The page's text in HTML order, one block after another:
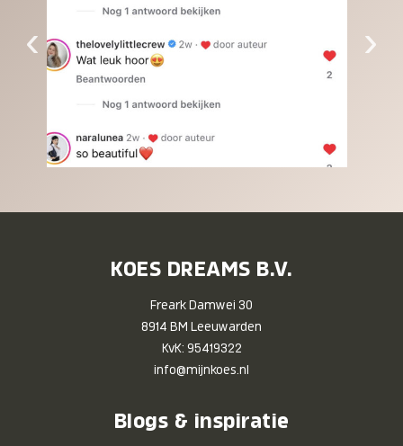
‹ ›
KOES DREAMS B.V.
Freark Damwei 30
8914 BM Leeuwarden
KvK: 95419322
info@mijnkoes.nl
Blogs & inspiratie